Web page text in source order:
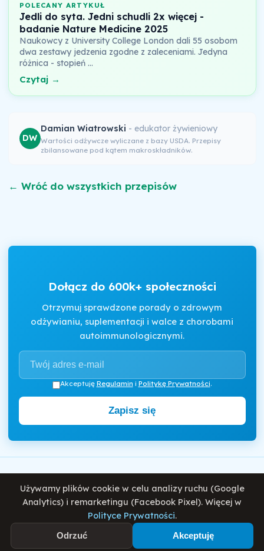
POLECANY ARTYKUŁ
Jedli do syta. Jedni schudli 2x więcej -
badanie Nature Medicine 2025
Naukowcy z University College London dali 55 osobom
dwa zestawy jedzenia zgodne z zaleceniami. Jedyna
różnica - stopień …
Czytaj →
DW
Damian Wiatrowski - edukator żywieniowy
Wartości odżywcze wyliczane z bazy USDA. Przepisy
zbilansowane pod kątem makroskładników.
← Wróć do wszystkich przepisów
Dołącz do 600k+ społeczności
Otrzymuj sprawdzone porady o zdrowym
odżywianiu, suplementacji i walce z chorobami
autoimmunologicznymi.
Akceptuję Regulamin i Politykę Prywatności.
Zapisz się
© 2026 Damian Wiatrowski. Wszelkie prawa zastrzeżone.
Polityka Prywatności RegulaminO mnieBlog
Używamy plików cookie w celu analizy ruchu (Google
Analytics) i remarketingu (Facebook Pixel). Więcej w
Polityce Prywatności.
Odrzuć Akceptuję